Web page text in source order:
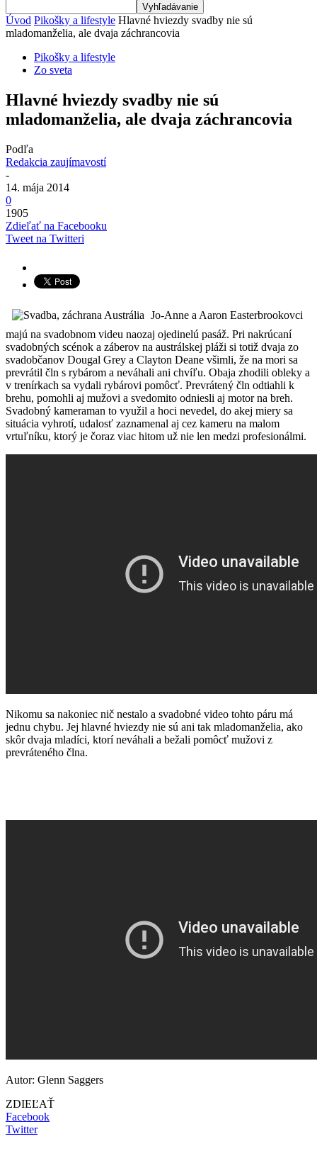
Úvod Pikošky a lifestyle Hlavné hviezdy svadby nie sú
mladomanželia, ale dvaja záchrancovia
Pikošky a lifestyle
Zo sveta
Hlavné hviezdy svadby nie sú
mladomanželia, ale dvaja záchrancovia
Podľa
Redakcia zaujímavostí
-
14. mája 2014
0
1905
Zdieľať na Facebooku
Tweet na Twitteri
Jo-Anne a Aaron Easterbrookovci
majú na svadobnom videu naozaj ojedinelú pasáž. Pri nakrúcaní
svadobných scénok a záberov na austrálskej pláži si totiž dvaja zo
svadobčanov Dougal Grey a Clayton Deane všimli, že na mori sa
prevrátil čln s rybárom a neváhali ani chvíľu. Obaja zhodili obleky a
v trenírkach sa vydali rybárovi pomôcť. Prevrátený čln odtiahli k
brehu, pomohli aj mužovi a svedomito odniesli aj motor na breh.
Svadobný kameraman to využil a hoci nevedel, do akej miery sa
situácia vyhrotí, udalosť zaznamenal aj cez kameru na malom
vrtuľníku, ktorý je čoraz viac hitom už nie len medzi profesionálmi.
Nikomu sa nakoniec nič nestalo a svadobné video tohto páru má
jednu chybu. Jej hlavné hviezdy nie sú ani tak mladomanželia, ako
skôr dvaja mladíci, ktorí neváhali a bežali pomôcť mužovi z
prevráteného člna.
Autor: Glenn Saggers
ZDIEĽAŤ
Facebook
Twitter